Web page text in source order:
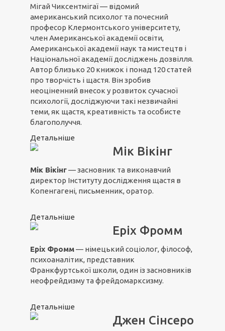
Мігай Чиксентмігаї — відомий
американський психолог та почесний
професор Клермонтського університету,
член Американської академії освіти,
Американської академії наук та мистецтв і
Національної академії досліджень дозвілля.
Автор близько 20 книжок і понад 120 статей
про творчість і щастя. Він зробив
неоціненний внесок у розвиток сучасної
психології, досліджуючи такі незвичайні
теми, як щастя, креативність та особисте
благополуччя.
Детальніше
Мік Вікінг
Мік Вікінг— засновник та виконавчий
директор Інституту дослідження щастя в
Копенгагені, письменник, оратор.
Детальніше
Еріх Фромм
Еріх Фромм— німецький соціолог, філософ,
психоаналітик, представник
Франкфуртської школи, один із засновників
неофрейдизму та фрейдомарксизму.
Детальніше
Джен Сінсеро